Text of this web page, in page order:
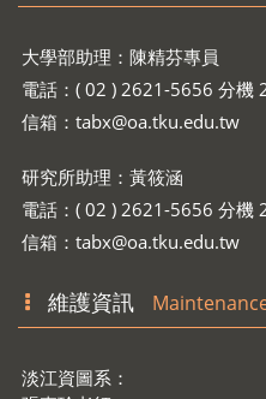
大學部助理：陳精芬專員
電話：( 02 ) 2621-5656 分機
信箱： tabx@oa.tku.edu.tw
研究所助理：黃筱涵
電話：( 02 ) 2621-5656 分機
信箱： tabx@oa.tku.edu.tw
維護資訊
淡江資圖系：